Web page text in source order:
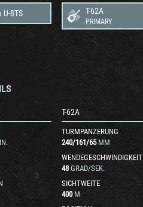
U-8TS T-62A
PRIMARY
T-62A
TURMPANZERUNG
240/161/65 MM
WENDEGESCHWINDIGKEIT
48 GRAD/SEK.
SICHTWEITE
400 M